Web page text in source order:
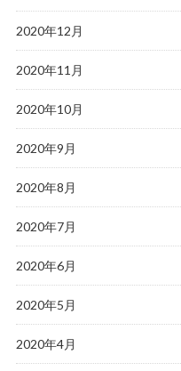
2020年12月
2020年11月
2020年10月
2020年9月
2020年8月
2020年7月
2020年6月
2020年5月
2020年4月